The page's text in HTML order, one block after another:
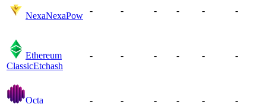
NexaNexaPow
- - - - - -
Ethereum
ClassicEtchash
- - - - - -
Octa
- - - - - -